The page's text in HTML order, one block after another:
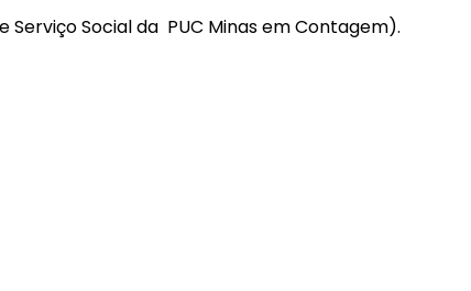
Serviço Social da PUC Minas em Contagem).